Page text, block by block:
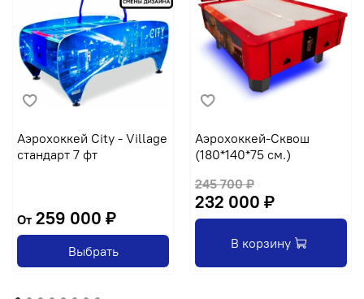
Аэрохоккей City - Village
стандарт 7 фт
От259 000 ₽
Выбрать
Аэрохоккей-Сквош
(180*140*75 см.)
245 700 ₽
232 000 ₽
В корзину